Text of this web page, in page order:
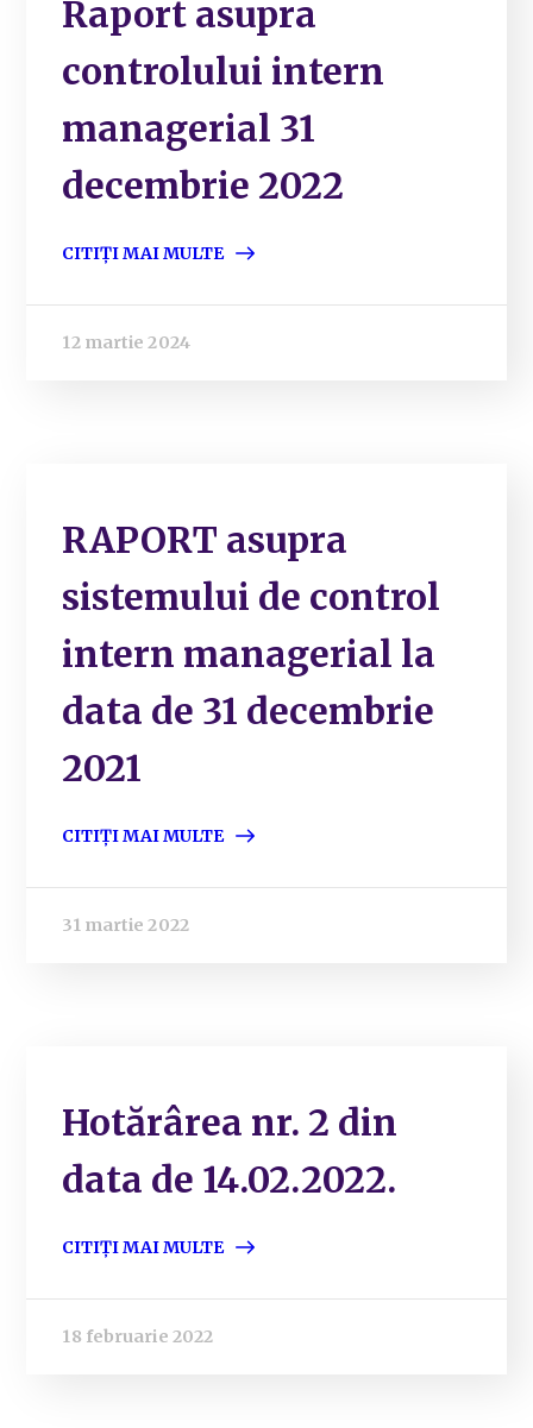
Raport asupra
controlului intern
managerial 31
decembrie 2022
CITIȚI MAI MULTE
12 martie 2024
RAPORT asupra
sistemului de control
intern managerial la
data de 31 decembrie
2021
CITIȚI MAI MULTE
31 martie 2022
Hotărârea nr. 2 din
data de 14.02.2022.
CITIȚI MAI MULTE
18 februarie 2022